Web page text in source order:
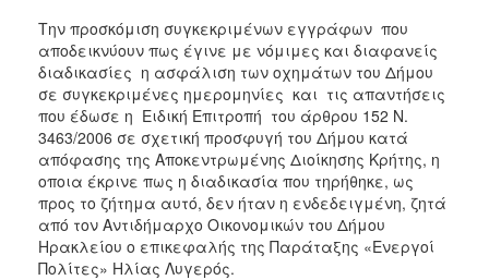
Την προσκόμιση συγκεκριμένων εγγράφων που
αποδεικνύουν πως έγινε με νόμιμες και διαφανείς
διαδικασίες η ασφάλιση των οχημάτων του Δήμου
σε συγκεκριμένες ημερομηνίες και τις απαντήσεις
που έδωσε η Ειδική Επιτροπή του άρθρου 152 Ν.
3463/2006 σε σχετική προσφυγή του Δήμου κατά
απόφασης της Αποκεντρωμένης Διοίκησης Κρήτης, η
οποια έκρινε πως η διαδικασία που τηρήθηκε, ως
προς το ζήτημα αυτό, δεν ήταν η ενδεδειγμένη, ζητά
από τον Αντιδήμαρχο Οικονομικών του Δήμου
Ηρακλείου ο επικεφαλής της Παράταξης «Ενεργοί
Πολίτες» Ηλίας Λυγερός.